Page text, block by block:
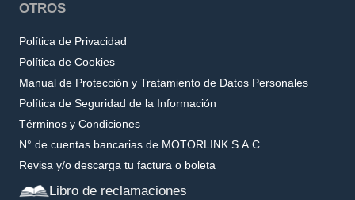
OTROS
Política de Privacidad
Política de Cookies
Manual de Protección y Tratamiento de Datos Personales
Política de Seguridad de la Información
Términos y Condiciones
N° de cuentas bancarias de MOTORLINK S.A.C.
Revisa y/o descarga tu factura o boleta
Libro de reclamaciones